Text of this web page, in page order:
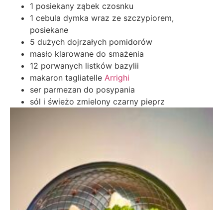
1 posiekany ząbek czosnku
1 cebula dymka wraz ze szczypiorem,
posiekane
5 dużych dojrzałych pomidorów
masło klarowane do smażenia
12 porwanych listków bazylii
makaron tagliatelle Arrighi
ser parmezan do posypania
sól i świeżo zmielony czarny pieprz